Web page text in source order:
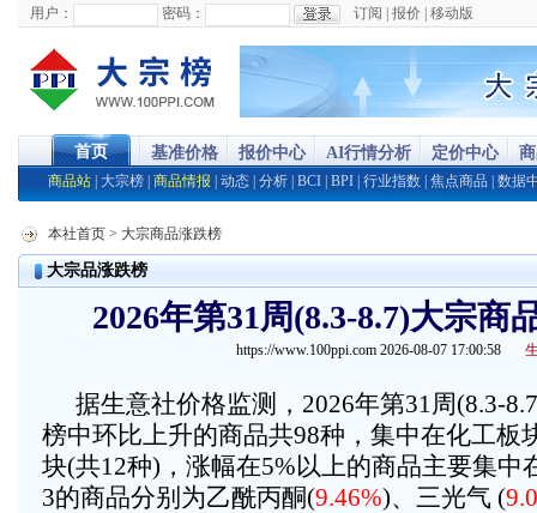
用户： 密码： 订阅 报价 移动版
首页 基准价格 报价中心 AI行情分析 定价中心
商品站 大宗榜 商品情报 动态 分析 BCI BPI 行业指数 焦点商品 数据
本社首页 > 大宗商品涨跌榜
大宗品涨跌榜
2026年第31周(8.3-8.7)大宗商
https://www.100ppi.com 2026-08-07 17:00:58
据生意社价格监测，2026年第31周(8.3-
榜中环比上升的商品共98种，集中在化工板
块(共12种)，涨幅在5%以上的商品主要集中
3的商品分别为乙酰丙酮(9.46%)、三光气 (